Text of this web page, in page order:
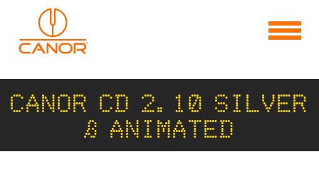
CANOR CD 2.10 SILVER
– ANIMATED